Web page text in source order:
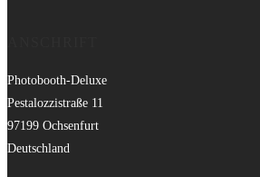
Photobooth-Deluxe
Pestalozzistraße 11
97199 Ochsenfurt
Deutschland